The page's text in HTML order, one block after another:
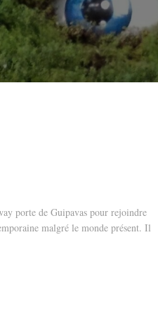
porte de Guipavas pour rejoindre
malgré le monde présent. Il